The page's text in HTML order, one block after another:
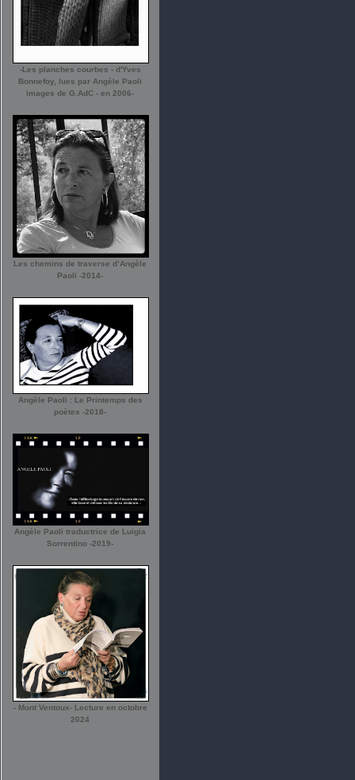
-Les planches courbes - d'Yves
Bonnefoy, lues par Angèle Paoli
images de G.AdC - en 2006-
Les chemins de traverse d’Angèle
Paoli -2014-
Angèle Paoli : Le Printemps des
poètes -2018-
Angèle Paoli traductrice de Luigia
Sorrentino -2019-
- Mont Ventoux- Lecture en octobre
2024